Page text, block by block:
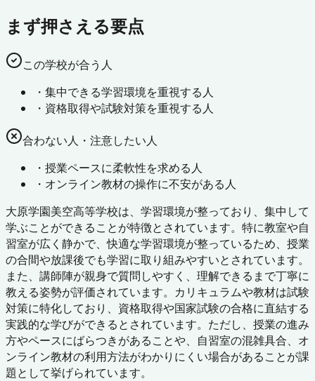
まず押さえる要点
この学校が合う人
・ 集中できる学習環境を重視する人
・ 資格取得や試験対策を重視する人
合わない人・注意したい人
・ 授業ペースに柔軟性を求める人
・ オンライン教材の操作に不安がある人
大原学園美空高等学校は、学習環境が整っており、集中して
学ぶことができることが特徴とされています。特に教室や自
習室が広く静かで、快適な学習環境が整っているため、授業
の合間や放課後でも学習に取り組みやすいとされています。
また、講師陣が親身で質問しやすく、理解できるまで丁寧に
教える姿勢が評価されています。カリキュラムや教材は試験
対策に特化しており、資格取得や国家試験の合格に直結する
実践的な学びができるとされています。ただし、授業の進み
方やペースにばらつきがあることや、自習室の混雑具合、オ
ンライン教材の利用方法がわかりにくい場合があることが課
題として挙げられています。